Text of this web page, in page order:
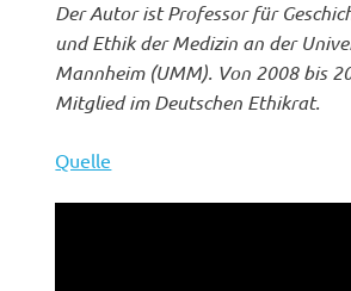
Der Autor ist Professor für
und Ethik der Medizin an der
Mannheim (UMM). Von 2008 bis
Mitglied im Deutschen Ethikrat.
Quelle